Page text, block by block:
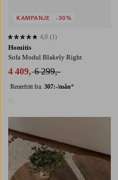
Homitis
Sofa Modul Blakely Right
4 409,-6 299,-
Rentefritt fra. 307:-/mån*
4,0 basert på 1 karaktergivninger
4,0 (1)
KAMPANJE -30%